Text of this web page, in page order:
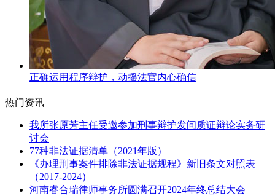
正确运用程序辩护，动摇法官内心确信
热门资讯
我所张原芳主任受邀参加刑事辩护发问质证辩论实务研
讨会
77种非法证据清单（2021年版）
《办理刑事案件排除非法证据规程》新旧条文对照表
（2017-2024）
河南睿合瑞律师事务所圆满召开2024年终总结大会